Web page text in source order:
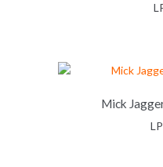
Mick
LP